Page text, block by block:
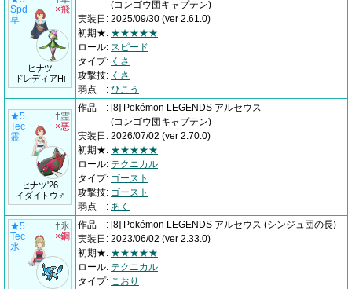
Spd
草
ヒナツ
ドレディアHi
×飛
(コンゴウ団キャプテン)
実装日 : 2025/09/30 (ver 2.61.0)
初期★: ★★★★★
ロール: スピード
タイプ: くさ
攻撃技: くさ
弱点
: ひこう
★5
Tec
霊
ヒナツ'26
イダイトウ♂
†霊
×悪
作品 : [8] Pokémon LEGENDS アルセウス
(コンゴウ団キャプテン)
実装日 : 2026/07/02 (ver 2.70.0)
初期★: ★★★★★
ロール: テクニカル
タイプ: ゴースト
攻撃技: ゴースト
弱点
: あく
★5
Tec
氷
†氷
×鋼
作品 : [8] Pokémon LEGENDS アルセウス (シンジュ団の長)
実装日 : 2023/06/02 (ver 2.33.0)
初期★: ★★★★★
ロール: テクニカル
タイプ: こおり